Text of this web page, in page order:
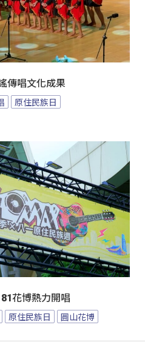
傳唱文化成果
原住民族日
花博熱力開唱
原住民族日 圓山花博